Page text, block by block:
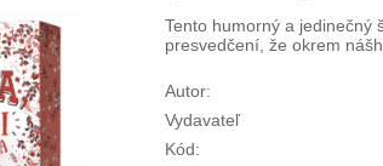
Tento humorný a jedinečný
presvedčení, že okrem
Autor:
Vydavateľ
Kód: